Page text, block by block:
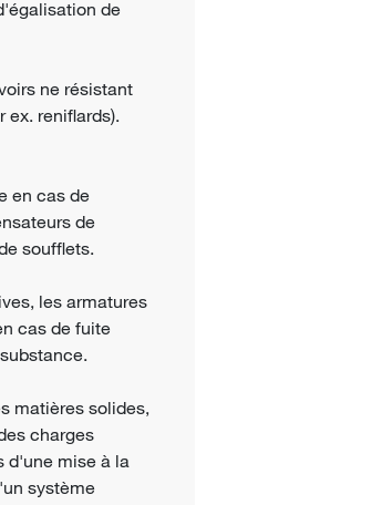
de
ne résistant
ex. reniflards).
en cas de
de
soufflets.
les armatures
cas de fuite
matières solides,
charges
d'une mise à la
système